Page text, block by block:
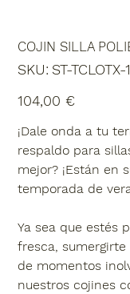
COJIN SILLA
SKU: SKU
ST-
ST-
104,00 €
¡Dale onda a tu
respaldo para
mejor? ¡Están en
temporada de
Ya sea que estés
fresca,
de momentos
nuestros cojines